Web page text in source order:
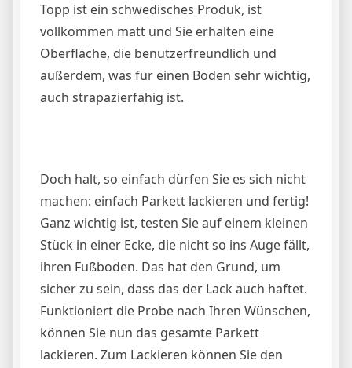
Topp ist ein schwedisches Produk, ist
vollkommen matt und Sie erhalten eine
Oberfläche, die benutzerfreundlich und
außerdem, was für einen Boden sehr wichtig,
auch strapazierfähig ist.
Doch halt, so einfach dürfen Sie es sich nicht
machen: einfach Parkett lackieren und fertig!
Ganz wichtig ist, testen Sie auf einem kleinen
Stück in einer Ecke, die nicht so ins Auge fällt,
ihren Fußboden. Das hat den Grund, um
sicher zu sein, dass das der Lack auch haftet.
Funktioniert die Probe nach Ihren Wünschen,
können Sie nun das gesamte Parkett
lackieren. Zum Lackieren können Sie den